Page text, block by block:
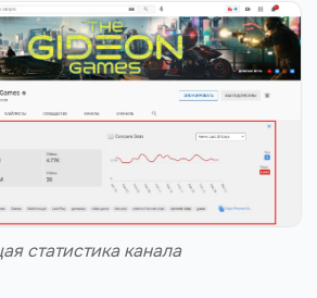
статистика канала